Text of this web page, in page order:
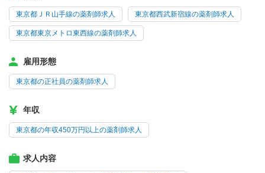
東京都ＪＲ山手線の薬剤師求人 東京都西武新宿線の薬剤師求人
東京都東京メトロ東西線の薬剤師求人
雇用形態
東京都の正社員の薬剤師求人
年収
東京都の年収450万円以上の薬剤師求人
求人内容